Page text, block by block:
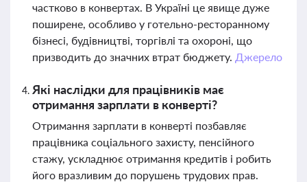
частково в конвертах. В Україні це явище дуже
поширене, особливо у готельно-ресторанному
бізнесі, будівництві, торгівлі та охороні, що
призводить до значних втрат бюджету. Джерело
Які наслідки для працівників має
отримання зарплати в конверті?
Отримання зарплати в конверті позбавляє
працівника соціального захисту, пенсійного
стажу, ускладнює отримання кредитів і робить
його вразливим до порушень трудових прав.